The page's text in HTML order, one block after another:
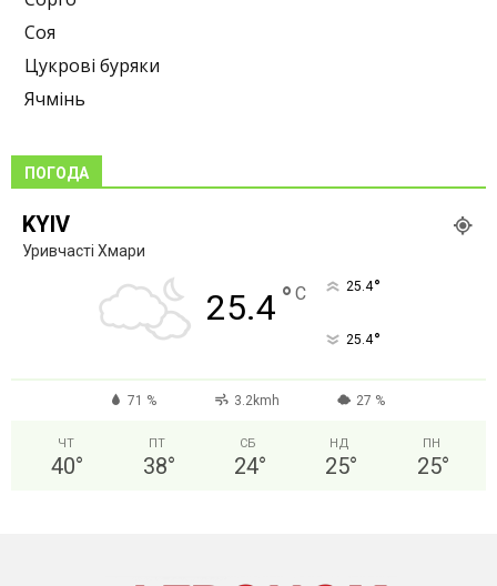
Соя
Цукрові буряки
Ячмінь
ПОГОДА
KYIV
Уривчасті Хмари
25.4 ° C 25.4°
25.4°
71 % 3.2kmh 27 %
ЧТ
40°
ПТ
38°
СБ
24°
НД
25°
ПН
25°